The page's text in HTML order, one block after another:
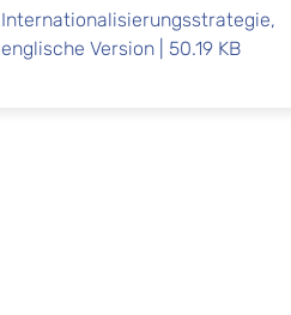
Internationalisierungsstrategie,
englische Version | 50.19 KB